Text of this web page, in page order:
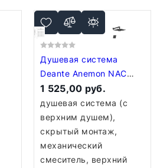
Душевая система
Deante Anemon NAC
N9MP
1 525,00 руб.
душевая система (с
верхним душем),
скрытый монтаж,
механический
смеситель, верхний